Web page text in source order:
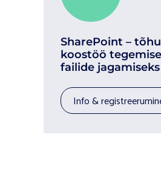
SharePoint –
koostöö
failide jagamiseks
info &